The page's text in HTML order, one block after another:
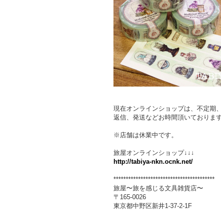
現在オンラインショップは、不定期
返信、発送などお時間頂いておりま
※店舗は休業中です。
旅屋オンラインショップ↓↓↓
http://tabiya-nkn.ocnk.net/
*****************************************
旅屋〜旅を感じる文具雑貨店〜
〒165-0026
東京都中野区新井1-37-2-1F